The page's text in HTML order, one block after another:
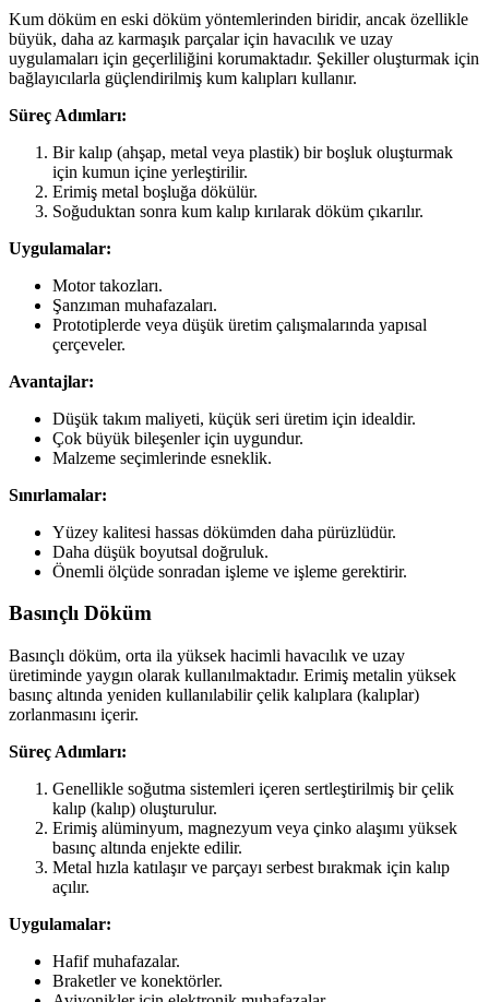
Kum döküm en eski döküm yöntemlerinden biridir, ancak özellikle
büyük, daha az karmaşık parçalar için havacılık ve uzay
uygulamaları için geçerliliğini korumaktadır. Şekiller oluşturmak için
bağlayıcılarla güçlendirilmiş kum kalıpları kullanır.
Süreç Adımları:
Bir kalıp (ahşap, metal veya plastik) bir boşluk oluşturmak
için kumun içine yerleştirilir.
Erimiş metal boşluğa dökülür.
Soğuduktan sonra kum kalıp kırılarak döküm çıkarılır.
Uygulamalar:
Motor takozları.
Şanzıman muhafazaları.
Prototiplerde veya düşük üretim çalışmalarında yapısal
çerçeveler.
Avantajlar:
Düşük takım maliyeti, küçük seri üretim için idealdir.
Çok büyük bileşenler için uygundur.
Malzeme seçimlerinde esneklik.
Sınırlamalar:
Yüzey kalitesi hassas dökümden daha pürüzlüdür.
Daha düşük boyutsal doğruluk.
Önemli ölçüde sonradan işleme ve işleme gerektirir.
Basınçlı Döküm
Basınçlı döküm, orta ila yüksek hacimli havacılık ve uzay
üretiminde yaygın olarak kullanılmaktadır. Erimiş metalin yüksek
basınç altında yeniden kullanılabilir çelik kalıplara (kalıplar)
zorlanmasını içerir.
Süreç Adımları:
Genellikle soğutma sistemleri içeren sertleştirilmiş bir çelik
kalıp (kalıp) oluşturulur.
Erimiş alüminyum, magnezyum veya çinko alaşımı yüksek
basınç altında enjekte edilir.
Metal hızla katılaşır ve parçayı serbest bırakmak için kalıp
açılır.
Uygulamalar:
Hafif muhafazalar.
Braketler ve konektörler.